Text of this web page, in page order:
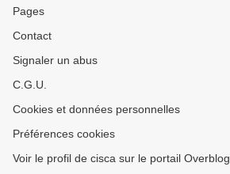
Pages
Contact
Signaler un abus
C.G.U.
Cookies et données personnelles
Préférences cookies
Voir le profil de cisca sur le portail Overblog